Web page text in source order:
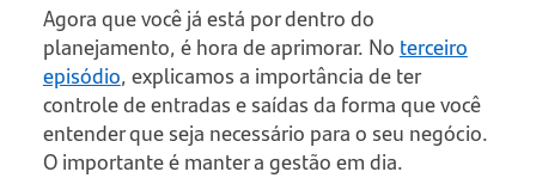
Agora que você já está por dentro do
planejamento, é hora de aprimorar. No terceiro
episódio, explicamos a importância de ter
controle de entradas e saídas da forma que você
entender que seja necessário para o seu negócio.
O importante é manter a gestão em dia.